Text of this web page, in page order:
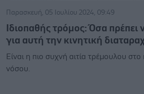
Παρασκευή, 05 Ιουλίου 2024, 09:49
Ιδιοπαθής τρόμος: Όσα πρέπει
για αυτή την κινητική
Είναι η πιο συχνή αιτία τρέμουλου στο
νόσου.